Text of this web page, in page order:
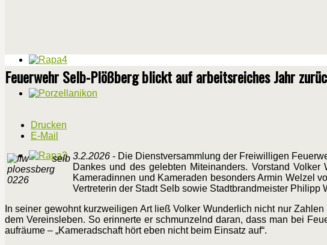
Feuerwehr Selb-Plößberg blickt auf arbeitsreiches Jahr
Drucken
E-Mail
3.2.2026 - Die Dienstversammlung der Freiwilligen
Dankes und des gelebten Miteinanders. Vorstand
Kameradinnen und Kameraden besonders Armin Welzel
Vertreterin der Stadt Selb sowie Stadtbrandmeister Philipp
In seiner gewohnt kurzweiligen Art ließ Volker Wunderlich nicht nur
dem Vereinsleben. So erinnerte er schmunzelnd daran, dass man bei
aufräume – „Kameradschaft hört eben nicht beim Einsatz auf“.